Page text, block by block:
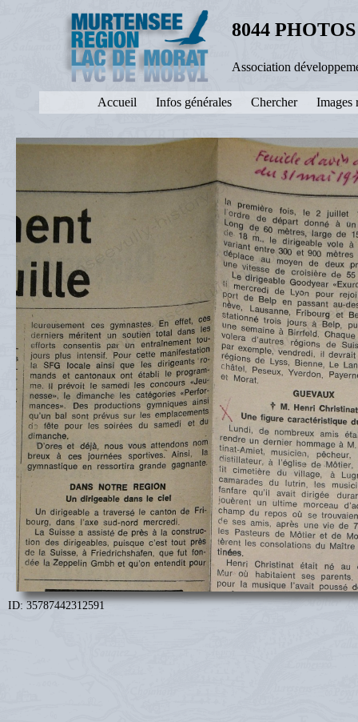
8044
Association
Accueil Infos générales Chercher Images
ID: 35787442312591